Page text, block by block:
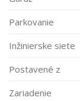
Parkovanie
Inžinierske siete
Postavené z
Zariadenie